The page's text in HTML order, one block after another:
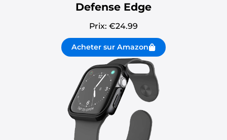
Defense Edge
Prix: €24.99
Acheter sur Amazon